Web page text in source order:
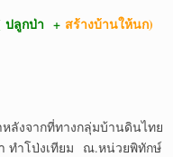
ปลูกป่า + สร้างบ้านให้นก)
ทางกลุ่มบ้านดินไทย
ทำโป่งเทียม ณ.หน่วยพิทักษ์